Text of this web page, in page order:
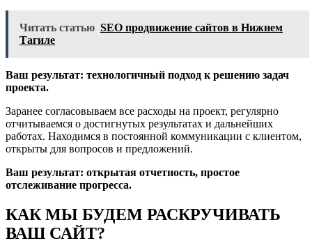
Читать статью SEO продвижение сайтов в Нижнем
Тагиле
Ваш результат: технологичный подход к решению задач
проекта.
Заранее согласовываем все расходы на проект, регулярно
отчитываемся о достигнутых результатах и дальнейших
работах. Находимся в постоянной коммуникации с клиентом,
открыты для вопросов и предложений.
Ваш результат: открытая отчетность, простое
отслеживание прогресса.
КАК МЫ БУДЕМ РАСКРУЧИВАТЬ
ВАШ САЙТ?